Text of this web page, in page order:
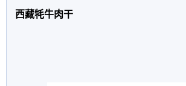
西藏牦牛肉干